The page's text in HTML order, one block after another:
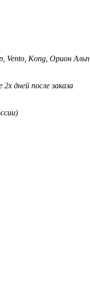
Vento, Kong, Орион Альп
дней после заказа